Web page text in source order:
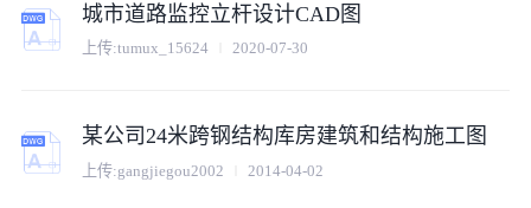
城市道路监控立杆设计CAD图
上传:tumux_15624 2020-07-30
某公司24米跨钢结构库房建筑和结构施工图
上传:gangjiegou2002 2014-04-02